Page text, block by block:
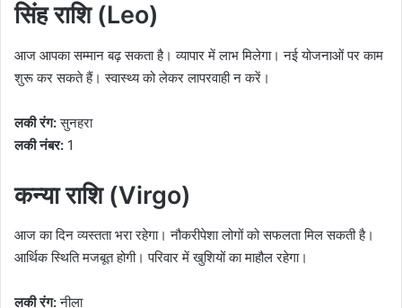
सिंह राशि (Leo)
आज आपका सम्मान बढ़ सकता है। व्यापार में लाभ मिलेगा। नई योजनाओं पर काम
शुरू कर सकते हैं। स्वास्थ्य को लेकर लापरवाही न करें।
लकी रंग:सुनहरा
लकी नंबर: 1
कन्या राशि (Virgo)
आज का दिन व्यस्तता भरा रहेगा। नौकरीपेशा लोगों को सफलता मिल सकती है।
आर्थिक स्थिति मजबूत होगी। परिवार में खुशियों का माहौल रहेगा।
लकी रंग:नीला